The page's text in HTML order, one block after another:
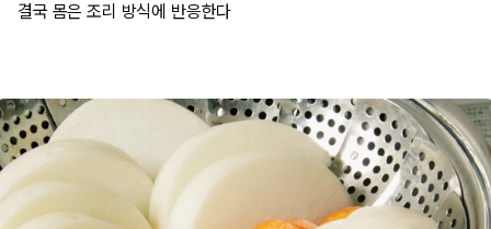
결국 몸은 조리 방식에 반응한다